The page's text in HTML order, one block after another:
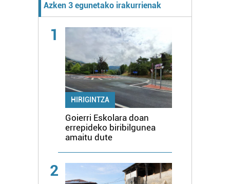
Azken 3 egunetako irakurrienak
1
HIRIGINTZA
Goierri Eskolara doan
errepideko biribilgunea
amaitu dute
2